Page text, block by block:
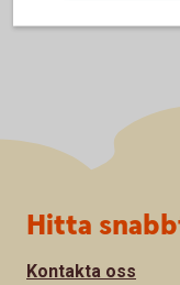
Sidfot
Hitta
Kontakta oss